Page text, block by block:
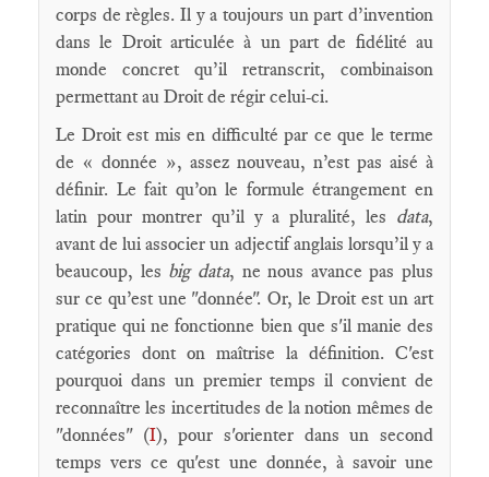
corps de règles. Il y a toujours un part d’invention
dans le Droit articulée à un part de fidélité au
monde concret qu’il retranscrit, combinaison
permettant au Droit de régir celui-ci.
Le Droit est mis en difficulté par ce que le terme
de « donnée », assez nouveau, n’est pas aisé à
définir. Le fait qu’on le formule étrangement en
latin pour montrer qu’il y a pluralité, les data,
avant de lui associer un adjectif anglais lorsqu’il y a
beaucoup, les big data, ne nous avance pas plus
sur ce qu’est une "donnée". Or, le Droit est un art
pratique qui ne fonctionne bien que s'il manie des
catégories dont on maîtrise la définition. C'est
pourquoi dans un premier temps il convient de
reconnaître les incertitudes de la notion mêmes de
"données" (I), pour s'orienter dans un second
temps vers ce qu'est une donnée, à savoir une